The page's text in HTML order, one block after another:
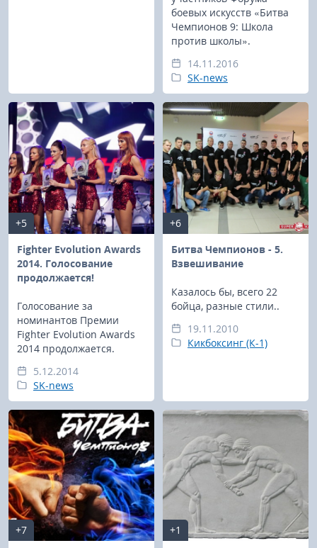
боевых искусств «Битва
Чемпионов 9: Школа
против школы».
14.11.2016
SK-news
+5
Fighter Evolution Awards
2014. Голосование
продолжается!
Голосование за
номинантов Премии
Fighter Evolution Awards
2014 продолжается.
5.12.2014
SK-news
+6
Битва Чемпионов - 5.
Взвешивание
Казалось бы, всего 22
бойца, разные стили..
19.11.2010
Кикбоксинг (К-1)
+7
+1